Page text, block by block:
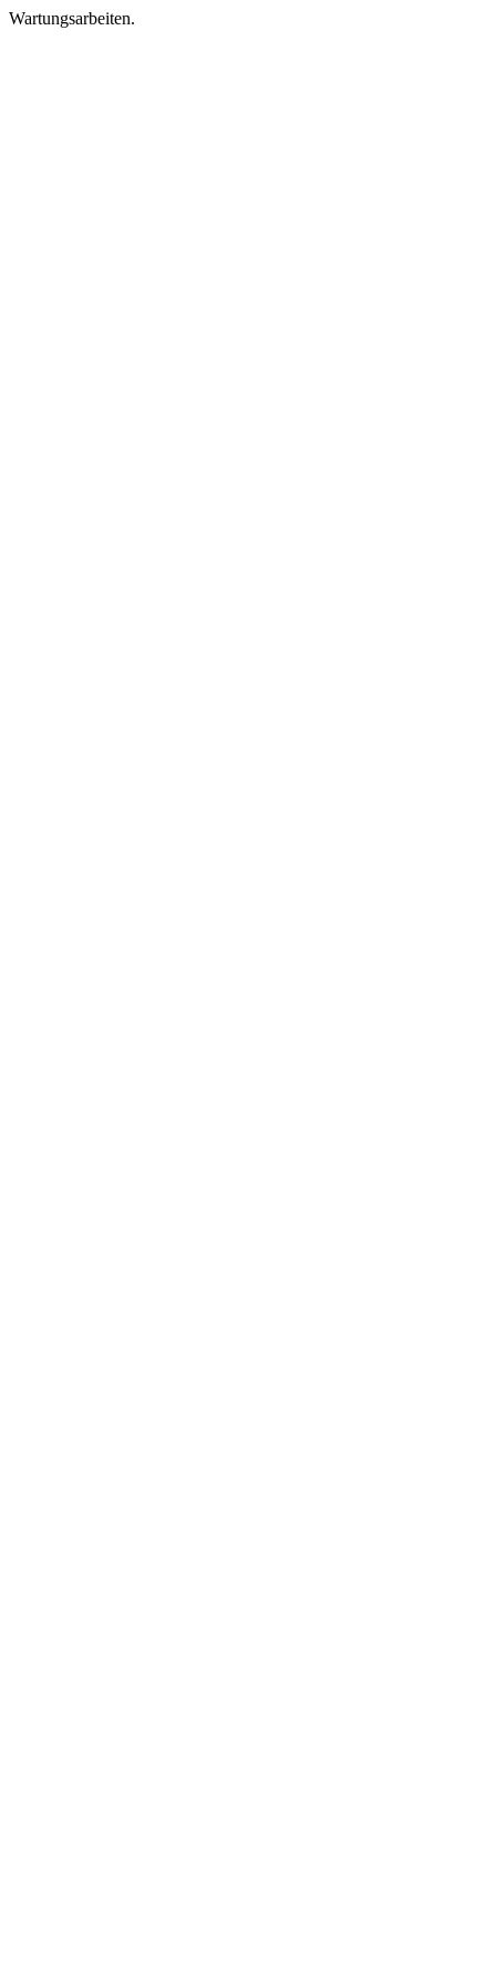
Wartungsarbeiten.